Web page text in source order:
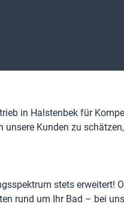
in Halstenbek für
Kunden zu
stets erweitert!
rund um Ihr Bad – bei